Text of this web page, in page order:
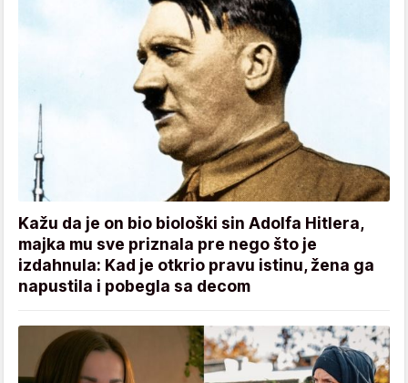
Kažu da je on bio biološki sin Adolfa Hitlera,
majka mu sve priznala pre nego što je
izdahnula: Kad je otkrio pravu istinu, žena ga
napustila i pobegla sa decom